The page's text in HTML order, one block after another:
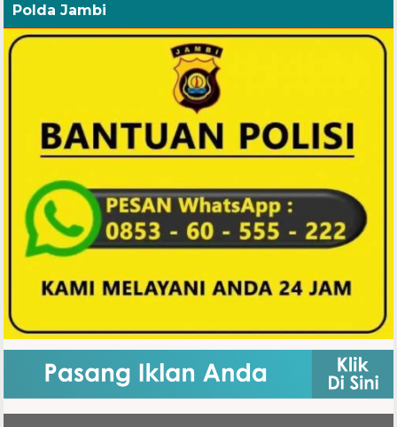
Polda Jambi